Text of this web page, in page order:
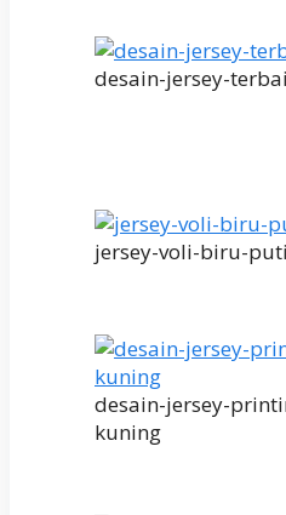
desain-jersey-
jersey-voli-biru-
desain-jersey-
kuning